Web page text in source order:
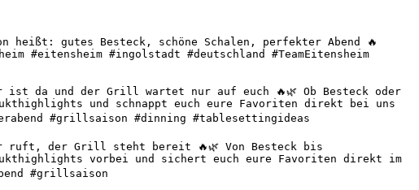
heißt: gutes Besteck, schöne Schalen, perfekter Abend 🔥
#eitensheim #ingolstadt #deutschland #TeamEitensheim
ist da und der Grill wartet nur auf euch 🔥🌿 Ob Besteck oder
und schnappt euch eure Favoriten direkt bei uns
#grillsaison #dinning #tablesettingideas
ruft, der Grill steht bereit 🔥🌿 Von Besteck bis
vorbei und sichert euch eure Favoriten direkt im
#grillsaison